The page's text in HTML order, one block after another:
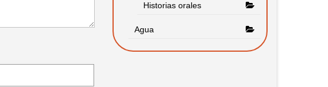
Historias orales
Agua